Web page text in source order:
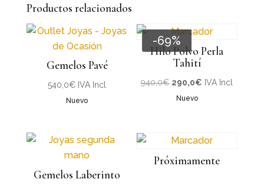
Productos relacionados
Gemelos Pavé
540,0€ IVA Incl
Nuevo
-69%
Hilo Polvo Perla
Tahití
940,0€ El
precio
940,0€.
290,0€ El
290,0€.
IVA Incl
Nuevo
Gemelos Laberinto
Próximamente